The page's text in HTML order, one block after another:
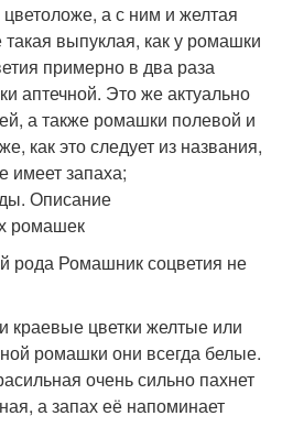
а с ним и желтая
выпуклая, как у ромашки
примерно в два раза
аптечной. Это же актуально
а также ромашки полевой и
как это следует из названия,
имеет запаха;
рода Ромашник соцветия не
краевые цветки желтые или
ромашки они всегда белые.
очень сильно пахнет
а запах её напоминает